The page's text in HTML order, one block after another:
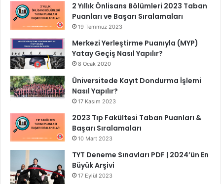
2 Yıllık Önlisans Bölümleri 2023 Taban
Puanları ve Başarı Sıralamaları
19 Temmuz 2023
Merkezi Yerleştirme Puanıyla (MYP)
Yatay Geçiş Nasıl Yapılır?
8 Ocak 2020
Üniversitede Kayıt Dondurma İşlemi
Nasıl Yapılır?
17 Kasım 2023
2023 Tıp Fakültesi Taban Puanları &
Başarı Sıralamaları
10 Mart 2023
TYT Deneme Sınavları PDF | 2024’ün En
Büyük Arşivi
17 Eylül 2023